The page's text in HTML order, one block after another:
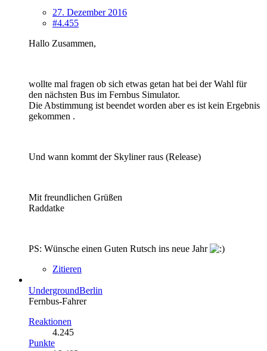
27. Dezember 2016
#4.455
Hallo Zusammen,
wollte mal fragen ob sich etwas getan hat bei der Wahl für
den nächsten Bus im Fernbus Simulator.
Die Abstimmung ist beendet worden aber es ist kein Ergebnis
gekommen .
Und wann kommt der Skyliner raus (Release)
Mit freundlichen Grüßen
Raddatke
PS: Wünsche einen Guten Rutsch ins neue Jahr
Zitieren
UndergroundBerlin
Fernbus-Fahrer
Reaktionen
4.245
Punkte